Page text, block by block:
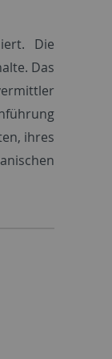
Die
Das
ihres